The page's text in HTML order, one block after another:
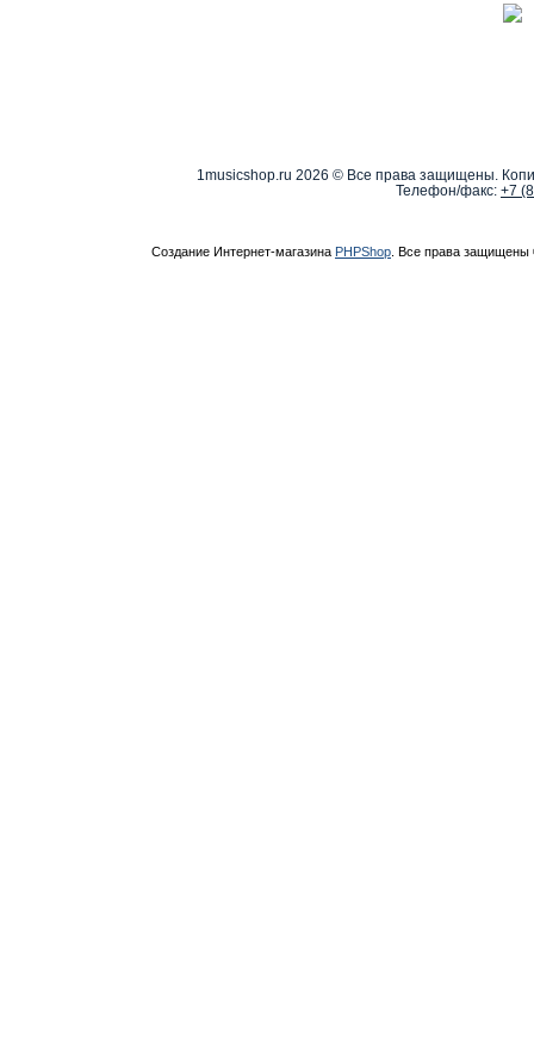
1musicshop.ru 2026 © Все права защищены.
Телефон/факс: +7
Создание Интернет-магазина PHPShop . Все права защищены